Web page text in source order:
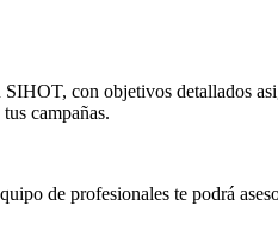
con objetivos detallados
campañas.
de profesionales te podrá